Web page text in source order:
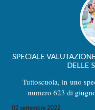
SPECIALE
DELLE
Tuttoscuola, in uno
numero 623 di
02 settembre 2022